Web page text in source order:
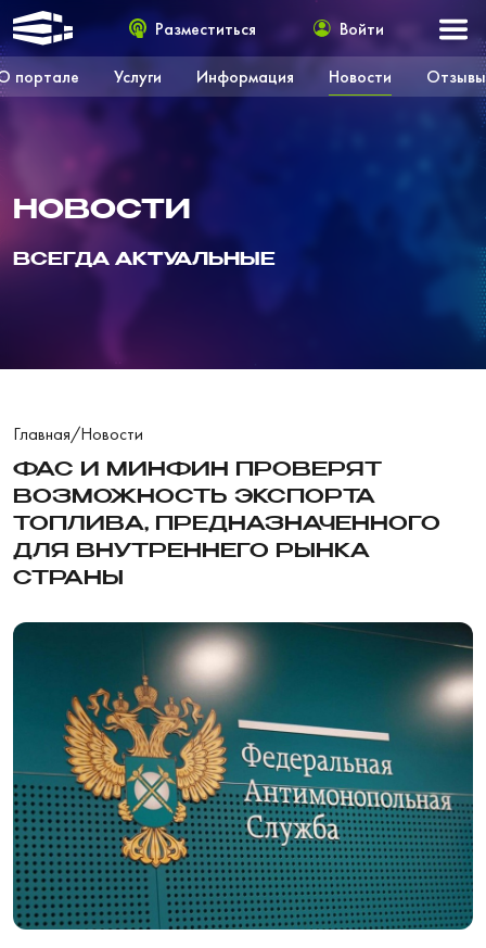
портале Услуги Информация Новости Отзывы
Разместиться Войти
НОВОСТИ
ВСЕГДА АКТУАЛЬНЫЕ
Главная/Новости
ФАС И МИНФИН ПРОВЕРЯТ
ВОЗМОЖНОСТЬ ЭКСПОРТА
ТОПЛИВА, ПРЕДНАЗНАЧЕННОГО
ДЛЯ ВНУТРЕННЕГО РЫНКА
СТРАНЫ